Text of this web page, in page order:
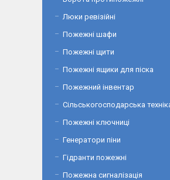
Люки ревізійні
Пожежні шафи
Пожежні щити
Пожежні ящики для піска
Пожежний інвентар
Сільськогосподарська
Пожежні ключниці
Генератори піни
Гідранти пожежні
Пожежна сигналізація